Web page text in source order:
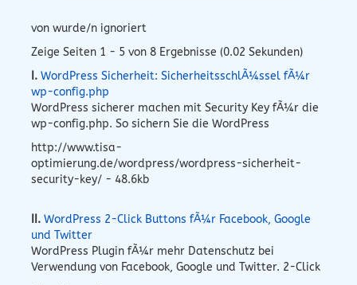
von wurde/n ignoriert
Zeige Seiten 1 - 5 von 8 Ergebnisse (0.02 Sekunden)
I. WordPress Sicherheit: SicherheitsschlÃ¼ssel fÃ¼r
wp-config.php
WordPress sicherer machen mit Security Key fÃ¼r die
wp-config.php. So sichern Sie die WordPress
http://www.tisa-
optimierung.de/wordpress/wordpress-sicherheit-
security-key/ - 48.6kb
II. WordPress 2-Click Buttons fÃ¼r Facebook, Google
und Twitter
WordPress Plugin fÃ¼r mehr Datenschutz bei
Verwendung von Facebook, Google und Twitter. 2-Click